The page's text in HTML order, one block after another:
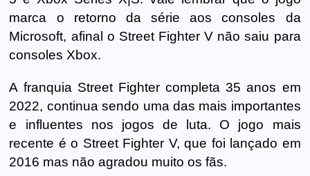
marca o retorno da série aos consoles da
Microsoft, afinal o Street Fighter V não saiu para
consoles Xbox.
A franquia Street Fighter completa 35 anos em
2022, continua sendo uma das mais importantes
e influentes nos jogos de luta. O jogo mais
recente é o Street Fighter V, que foi lançado em
2016 mas não agradou muito os fãs.